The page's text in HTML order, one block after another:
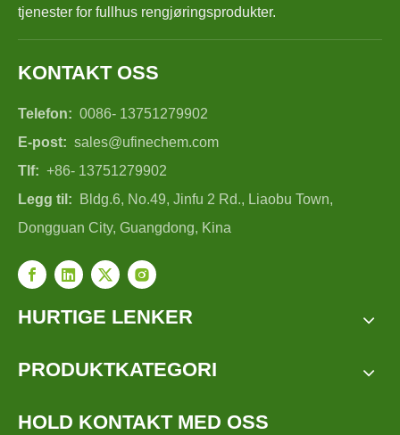
tjenester for fullhus rengjøringsprodukter.
KONTAKT OSS
Telefon: 0086- 13751279902
E-post: sales@ufinechem.com
Tlf: +86- 13751279902
Legg til:
Bldg.6, No.49, Jinfu 2 Rd., Liaobu Town,
Dongguan City, Guangdong, Kina
HURTIGE LENKER
PRODUKTKATEGORI
HOLD KONTAKT MED OSS